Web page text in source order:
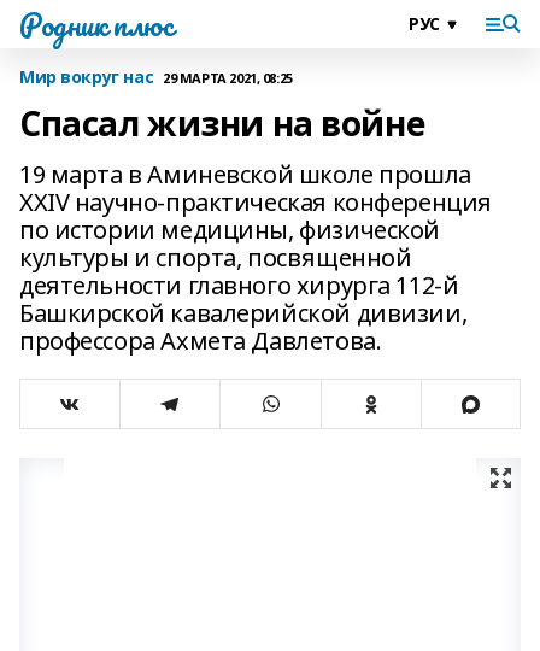
Родник плюс
Мир вокруг нас 29 МАРТА 2021, 08:25
Спасал жизни на войне
19 марта в Аминевской школе прошла
XXIV научно-практическая конференция
по истории медицины, физической
культуры и спорта, посвященной
деятельности главного хирурга 112-й
Башкирской кавалерийской дивизии,
профессора Ахмета Давлетова.